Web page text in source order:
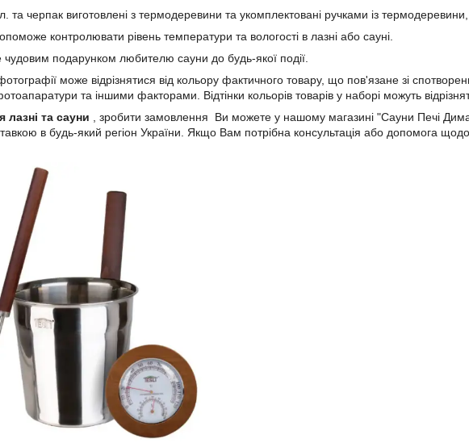
черпак виготовлені з термодеревини та укомплектовані ручками із термодеревини,
контролювати рівень температури та вологості в лазні або сауні.
чудовим подарунком любителю сауни до будь-якої події.
може відрізнятися від кольору фактичного товару, що пов'язане зі
та іншими факторами. Відтінки кольорів товарів у наборі можуть
лазні та сауни
, зробити замовлення Ви можете у нашому магазині "Сауни Печі
в будь-який регіон України. Якщо Вам потрібна консультація або допомога